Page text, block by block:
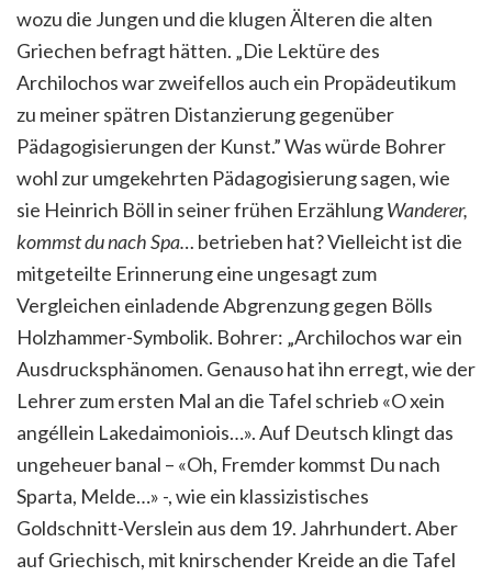
wozu die Jungen und die klugen Älteren die alten
Griechen befragt hätten. „Die Lektüre des
Archilochos war zweifellos auch ein Propädeutikum
zu meiner spätren Distanzierung gegenüber
Pädagogisierungen der Kunst.” Was würde Bohrer
wohl zur umgekehrten Pädagogisierung sagen, wie
sie Heinrich Böll in seiner frühen ErzählungWanderer,
kommst du nach Spa… betrieben hat? Vielleicht ist die
mitgeteilte Erinnerung eine ungesagt zum
Vergleichen einladende Abgrenzung gegen Bölls
Holzhammer-Symbolik. Bohrer: „Archilochos war ein
Ausdrucksphänomen. Genauso hat ihn erregt, wie der
Lehrer zum ersten Mal an die Tafel schrieb «O xein
angéllein Lakedaimoniois…». Auf Deutsch klingt das
ungeheuer banal – «Oh, Fremder kommst Du nach
Sparta, Mel­de…» -, wie ein klassizistisches
Goldschnitt-Verslein aus dem 19. Jahrhundert. Aber
auf Griechisch, mit knirschender Kreide an die Tafel